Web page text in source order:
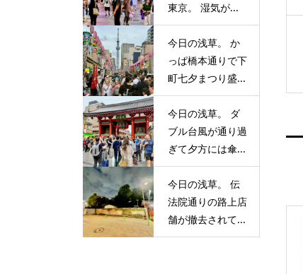
東京。 湿気が...
今日の浅草。 か
っぱ橋本通りで下
町七夕まつり盛...
今日の浅草。 ダ
ブル台風が通り過
ぎて夕方には傘...
今日の浅草。 伝
法院通りの路上店
舗が撤去されて...